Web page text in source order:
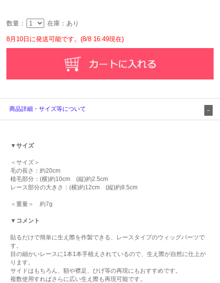
数量： 在庫：あり
8月10日に発送可能です。(8/8 16:49現在)
商品詳細・サイズ等について
▼サイズ
＜サイズ＞
毛の長さ：約20cm
植毛部分：(横)約10cm (縦)約2.5cm
レース部分の大きさ：(横)約12cm (縦)約8.5cm
＜重量＞ 約7g
▼コメント
貼るだけで簡単に生え際を作製できる、レースタイプのウィッグパーツで
す。
目の細かいレースに1本1本手植えされているので、生え際が自然に仕上が
ります。
サイドはもちろん、額や襟足、ひげ等の再現にもおすすめです。
複数使用すればさらに広い生え際も再現可能です。